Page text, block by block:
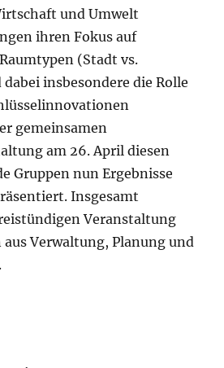
und Umwelt
ihren Fokus auf
(Stadt vs.
insbesondere die Rolle
gemeinsamen
am 26. April diesen
Gruppen nun Ergebnisse
Insgesamt
Veranstaltung
aus Verwaltung, Planung und